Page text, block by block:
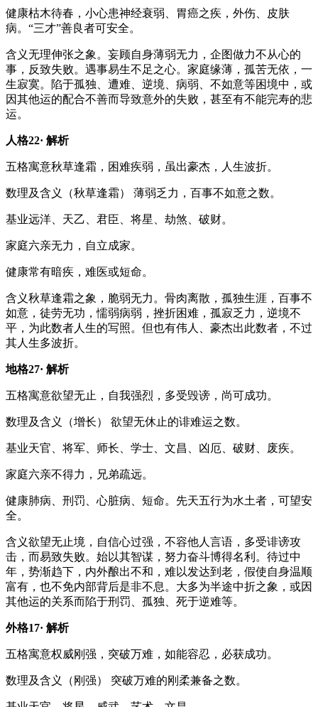
健康枯木待春，小心患神经衰弱、胃癌之疾，外伤、皮肤
病。“三才”善良者可安全。
含义无理伸张之象。妄顾自身薄弱无力，企图做力不从心的
事，反致失败。遇事易生不足之心。家庭缘薄，孤苦无依，一
生寂寞。陷于孤独、遭难、逆境、病弱、不如意等困境中，或
因其他运的配合不善而导致意外的失败，甚至有不能完寿的悲
运。
人格22· 解析
五格寓意秋草逢霜，困难疾弱，虽出豪杰，人生波折。
数理及含义 （秋草逢霜） 薄弱乏力，百事不如意之数。
基业远洋、天乙、君臣、将星、劫煞、破财。
家庭六亲无力，自立成家。
健康常有暗疾，难医或短命。
含义秋草逢霜之象，脆弱无力。骨肉离散，孤独生涯，百事不
如意，徒劳无功，懦弱病弱，挫折困难，孤寂乏力，逆境不
平，为此数者人生的写照。但也有伟人、豪杰出此数者，不过
其人生多波折。
地格27· 解析
五格寓意欲望无止，自我强烈，多受毁谤，尚可成功。
数理及含义 （增长） 欲望无休止的诽难运之数。
基业天官、将军、师长、学士、文昌、凶厄、破财、废疾。
家庭六亲不得力，兄弟疏远。
健康肺病、刑罚、心脏病、短命。先天五行为水土者，可望安
全。
含义欲望无止境，自信心过强，不容他人言语，多受诽谤攻
击，而易致失败。始以其智谋，努力奋斗博得名利。待过中
年，势渐趋下，内外酿出不和，难以发达到老，假使自身温顺
富有，也不免内部背后是非不息。大多为半途中折之象，或因
其他运的关系而陷于刑罚、孤独、死于逆难等。
外格17· 解析
五格寓意权威刚强，突破万难，如能容忍，必获成功。
数理及含义 （刚强） 突破万难的刚柔兼备之数。